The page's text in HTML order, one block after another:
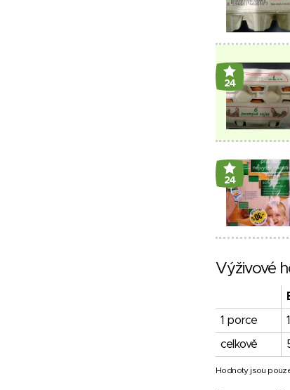
24
24
Výživové
1 porce
celkově
Hodnoty jsou